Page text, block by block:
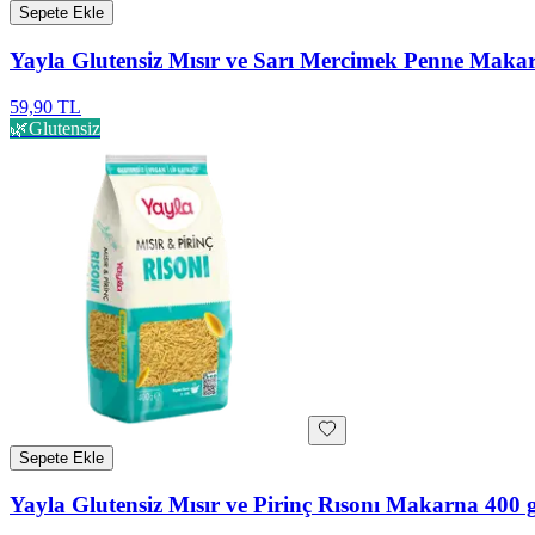
Sepete Ekle
Yayla Glutensiz Mısır ve Sarı Mercimek Penne
59,90 TL
🌿Glutensiz
Sepete Ekle
Yayla Glutensiz Mısır ve Pirinç Rısonı Makarna 400